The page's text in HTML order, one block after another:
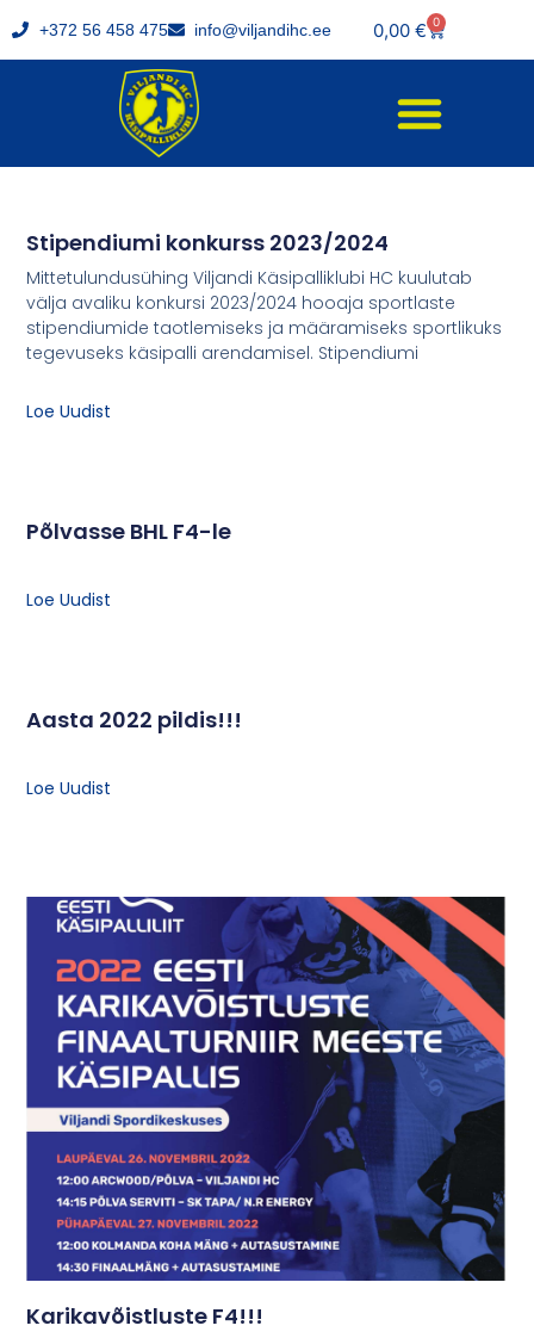
+372 56 458 475 info@viljandihc.ee 0,00 € 0
Stipendiumi konkurss 2023/2024
Mittetulundusühing Viljandi Käsipalliklubi HC kuulutab
välja avaliku konkursi 2023/2024 hooaja sportlaste
stipendiumide taotlemiseks ja määramiseks sportlikuks
tegevuseks käsipalli arendamisel. Stipendiumi
Loe Uudist
Põlvasse BHL F4-le
Loe Uudist
Aasta 2022 pildis!!!
Loe Uudist
Karikavõistluste F4!!!